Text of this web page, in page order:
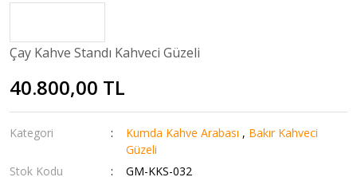
Çay Kahve Standı Kahveci Güzeli
40.800,00 TL
Kategori Kumda Kahve Arabası , Bakır Kahveci
Güzeli
Stok Kodu
GM-KKS-032